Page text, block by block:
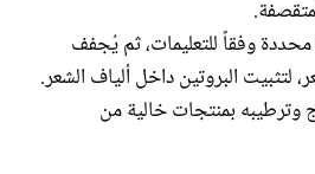
وفقاً للتعليمات، ثم يُجفف
لتثبيت البروتين داخل ألياف الشعر.
وترطيبه بمنتجات خالية من